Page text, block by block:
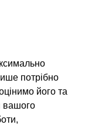
потрібно
його та
вашого